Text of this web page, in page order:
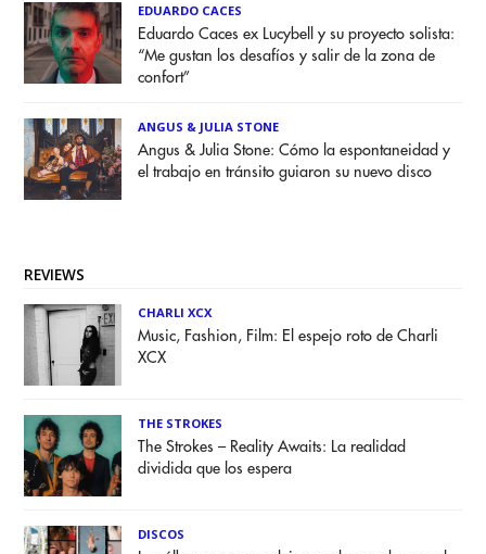
EDUARDO CACES
Eduardo Caces ex Lucybell y su proyecto solista:
“Me gustan los desafíos y salir de la zona de
confort”
ANGUS & JULIA STONE
Angus & Julia Stone: Cómo la espontaneidad y
el trabajo en tránsito guiaron su nuevo disco
REVIEWS
CHARLI XCX
Music, Fashion, Film: El espejo roto de Charli
XCX
THE STROKES
The Strokes – Reality Awaits: La realidad
dividida que los espera
DISCOS